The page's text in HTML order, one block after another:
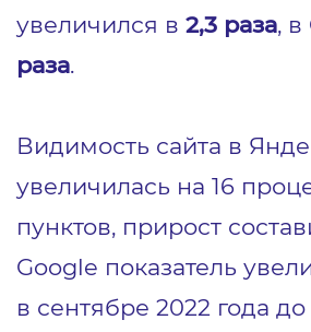
увеличился в 2,3 раза,
раза.
Видимость сайта в
увеличилась на 16
пунктов, прирост
Google показатель
в сентябре 2022 года до